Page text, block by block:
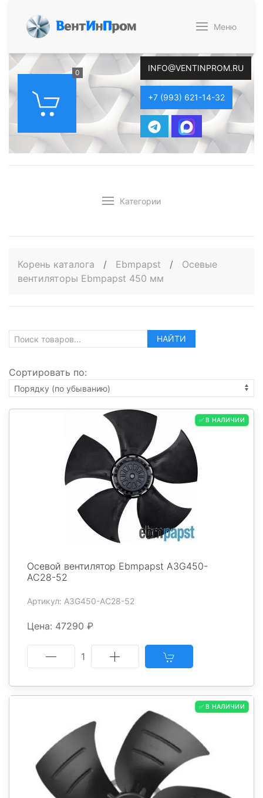
ВентИнПром Меню
0 INFO@VENTINPROM.RU
+7 (993) 621-14-32
Категории
Корень каталога / Ebmpapst /
Осевые
вентиляторы Ebmpapst 450 мм
НАЙТИ
Сортировать по:
✅ В НАЛИЧИИ
Осевой вентилятор Ebmpapst A3G450-
AC28-52
Артикул: A3G450-AC28-52
Цена: 47290 ₽
1
✅ В НАЛИЧИИ